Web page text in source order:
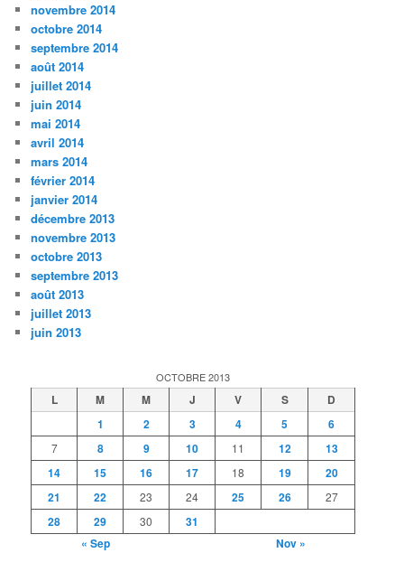
novembre 2014
octobre 2014
septembre 2014
août 2014
juillet 2014
juin 2014
mai 2014
avril 2014
mars 2014
février 2014
janvier 2014
décembre 2013
novembre 2013
octobre 2013
septembre 2013
août 2013
juillet 2013
juin 2013
OCTOBRE 2013
L M M J V S
D
1
2 3 4 5 6
7 8 9 10 11 12
13
14
15 16 17 18 19
20
21
22 23 24 25 26 27
28 29 30
31
« Sep
Nov »